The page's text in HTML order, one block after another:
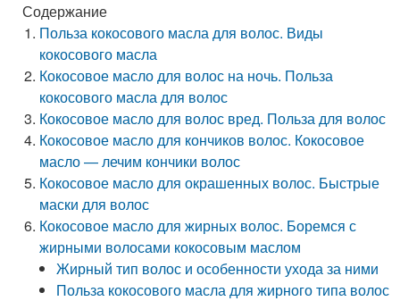
Содержание
Польза кокосового масла для волос. Виды
кокосового масла
Кокосовое масло для волос на ночь. Польза
кокосового масла для волос
Кокосовое масло для волос вред. Польза для волос
Кокосовое масло для кончиков волос. Кокосовое
масло — лечим кончики волос
Кокосовое масло для окрашенных волос. Быстрые
маски для волос
Кокосовое масло для жирных волос. Боремся с
жирными волосами кокосовым маслом
Жирный тип волос и особенности ухода за ними
Польза кокосового масла для жирного типа волос